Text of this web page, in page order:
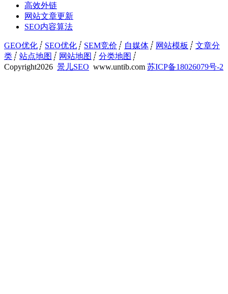
高效外链
网站文章更新
SEO内容算法
GEO优化 ┊ SEO优化 ┊ SEM竞价 ┊ 自媒体 ┊ 网站模板 ┊ 文章分
类 ┊ 站点地图 ┊ 网站地图 ┊ 分类地图 ┊
Copyright2026 景儿SEO www.untib.com 苏ICP备18026079号-2